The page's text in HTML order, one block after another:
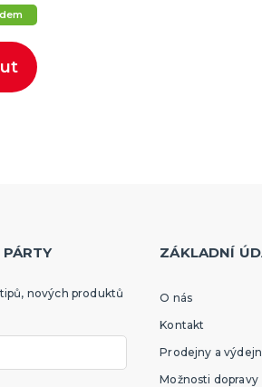
nových produktů
ZÁKLADNÍ
O nás
Kontakt
Prodejny a
Možnosti dopravy